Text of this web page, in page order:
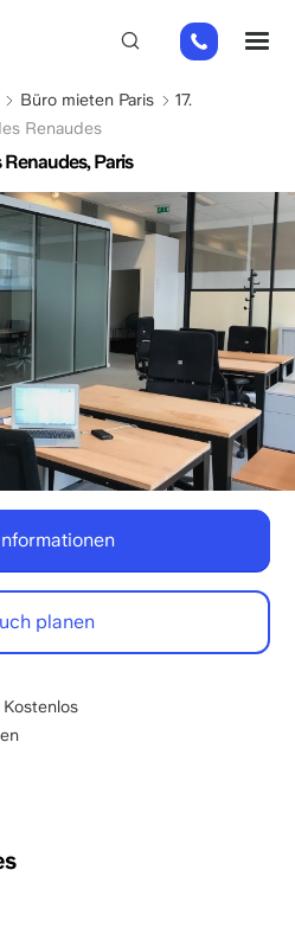
01
82
88
Büro mieten Paris
17.
Renaudes
Paris
planen
Kostenlos